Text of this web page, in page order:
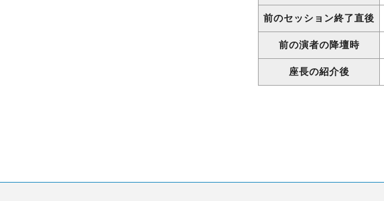
前のセッション終了直後
前の演者の降壇時
座長の紹介後